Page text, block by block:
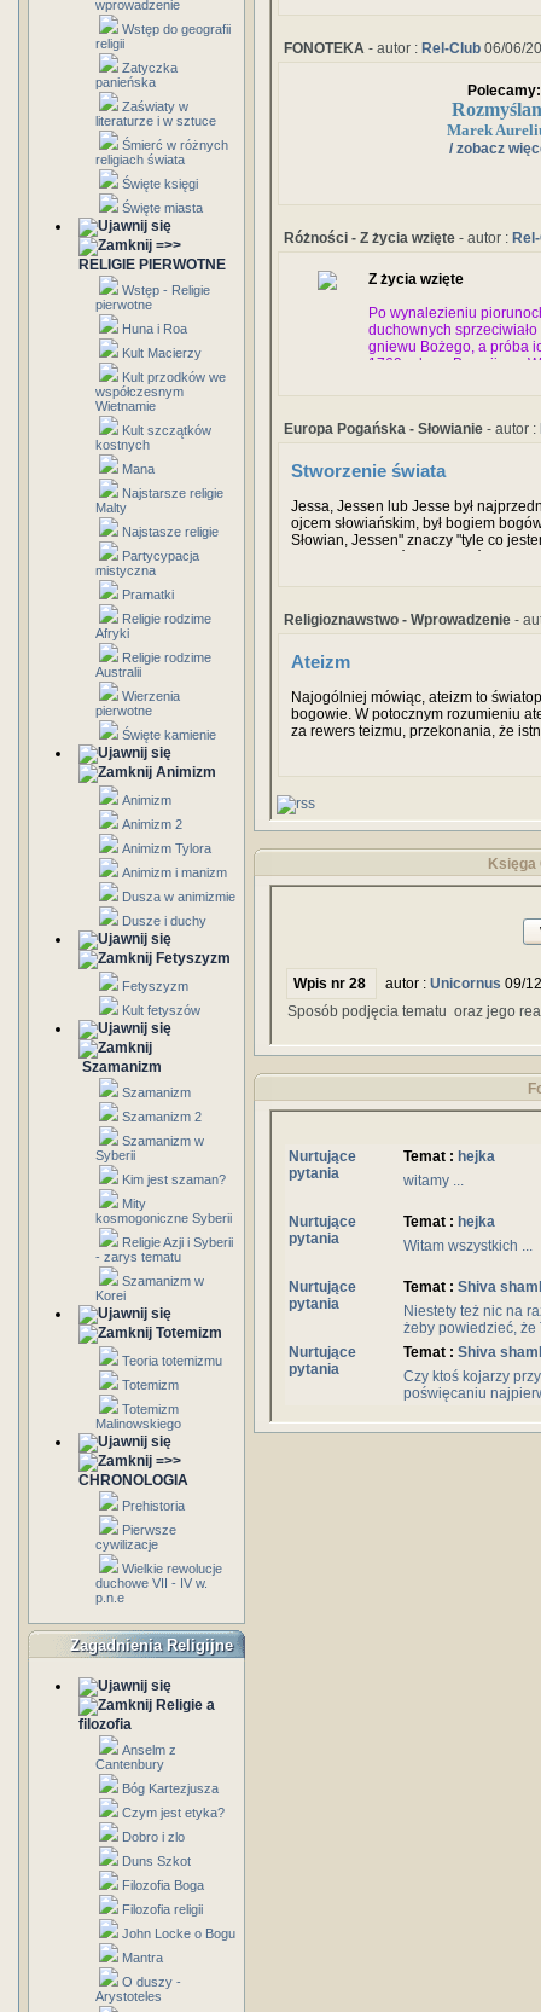
wprowadzenie
Wstęp do geografii
religii
Zatyczka
panieńska
Zaświaty w
literaturze i w sztuce
Śmierć w różnych
religiach świata
Święte księgi
Święte miasta
=>>
RELIGIE PIERWOTNE
Wstęp - Religie
pierwotne
Huna i Roa
Kult Macierzy
Kult przodków we
współczesnym
Wietnamie
Kult szczątków
kostnych
Mana
Najstarsze religie
Malty
Najstasze religie
Partycypacja
mistyczna
Pramatki
Religie rodzime
Afryki
Religie rodzime
Australii
Wierzenia
pierwotne
Święte kamienie
Animizm
Animizm
Animizm 2
Animizm Tylora
Animizm i manizm
Dusza w animizmie
Dusze i duchy
Fetyszyzm
Fetyszyzm
Kult fetyszów
Szamanizm
Szamanizm
Szamanizm 2
Szamanizm w
Syberii
Kim jest szaman?
Mity
kosmogoniczne Syberii
Religie Azji i Syberii
- zarys tematu
Szamanizm w
Korei
Totemizm
Teoria totemizmu
Totemizm
Totemizm
Malinowskiego
=>>
CHRONOLOGIA
Prehistoria
Pierwsze
cywilizacje
Wielkie rewolucje
duchowe VII - IV w.
p.n.e
Zagadnienia Religijne
Religie a
filozofia
Anselm z
Cantenbury
Bóg Kartezjusza
Czym jest etyka?
Dobro i zlo
Duns Szkot
Filozofia Boga
Filozofia religii
John Locke o Bogu
Mantra
O duszy -
Arystoteles
Miasto przez długi czas
przemierzanych przez liczne
FONOTEKA - autor : Rel-Club 06/06/
Polecamy:
Marek
/ zobacz
Różności - Z życia wzięte - autor :
Z życia wzięte
Po wynalezieniu
duchownych
gniewu Bożego, a próba
1769 roku w Brescii, we
część miasta i zabiła
Europa Pogańska - Słowianie - autor :
Stworzenie świata
Jessa, Jessen lub Jesse był
ojcem słowiańskim, był bogiem
Słowian, Jessen" znaczy "tyle co
pojmowania boga osobistego. Jessa
Religioznawstwo - Wprowadzenie -
Ateizm
Najogólniej mówiąc, ateizm to
bogowie. W potocznym rozumieniu
za rewers teizmu, przekonania, że
po śmierci” itd.
Księga
Wpis nr 28 autor : Unicornus 09/
Sposób podjęcia tematu oraz jego
Nurtujące
pytania
Temat : hejka
witamy ...
Nurtujące
pytania
Temat : hejka
Witam wszystkich ...
Nurtujące
pytania
Temat : Shiva
Niestety też nic na
żeby powiedzieć, że
Nurtujące
pytania
Temat : Shiva
Czy ktoś kojarzy
poświęcaniu